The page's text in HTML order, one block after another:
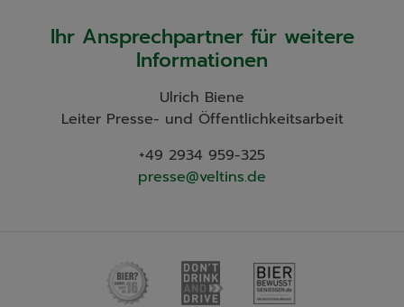
Ihr Ansprechpartner für weitere
Informationen
Ulrich Biene
Leiter Presse- und Öffentlichkeitsarbeit
+49 2934 959-325
presse@veltins.de